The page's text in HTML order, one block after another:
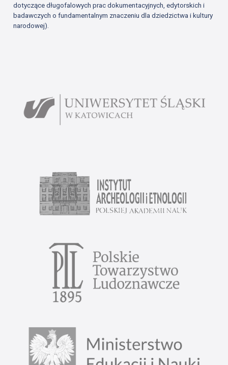
dotyczące długofalowych prac dokumentacyjnych, edytorskich i
badawczych o fundamentalnym znaczeniu dla dziedzictwa i kultury
narodowej).